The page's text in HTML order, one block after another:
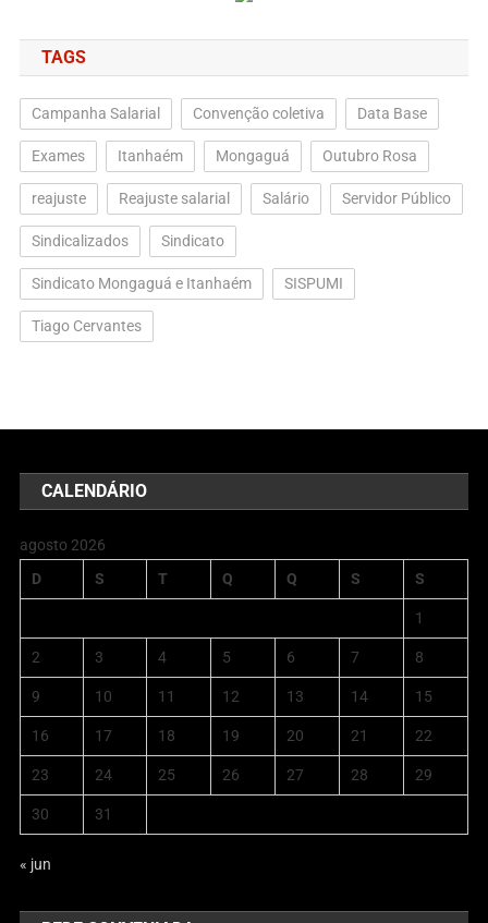
TAGS
Campanha Salarial Convenção coletiva Data Base
Exames Itanhaém Mongaguá Outubro Rosa
reajuste Reajuste salarial Salário Servidor Público
Sindicalizados Sindicato
Sindicato Mongaguá e Itanhaém SISPUMI
Tiago Cervantes
CALENDÁRIO
agosto 2026
D
S T Q Q S S
1
2 3 4 5 6 7 8
9 10 11 12 13 14 15
16 17 18 19 20 21 22
23 24 25 26 27 28 29
30 31
« jun